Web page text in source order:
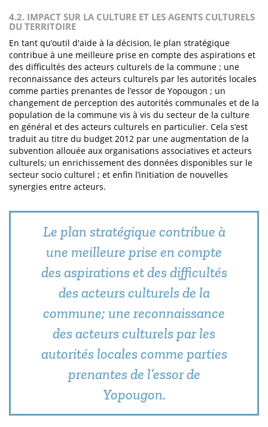
4.2. IMPACT SUR LA CULTURE ET LES AGENTS CULTURELS
DU TERRITOIRE
En tant qu’outil d'aide à la décision, le plan stratégique
contribue à une meilleure prise en compte des aspirations et
des difficultés des acteurs culturels de la commune ; une
reconnaissance des acteurs culturels par les autorités locales
comme parties prenantes de l’essor de Yopougon ; un
changement de perception des autorités communales et de la
population de la commune vis à vis du secteur de la culture
en général et des acteurs culturels en particulier. Cela s’est
traduit au titre du budget 2012 par une augmentation de la
subvention allouée aux organisations associatives et acteurs
culturels; un enrichissement des données disponibles sur le
secteur socio culturel ; et enfin l’initiation de nouvelles
synergies entre acteurs.
Le plan stratégique contribue à
une meilleure prise en compte
des aspirations et des difficultés
des acteurs culturels de la
commune; une reconnaissance
des acteurs culturels par les
autorités locales comme parties
prenantes de l’essor de
Yopougon.